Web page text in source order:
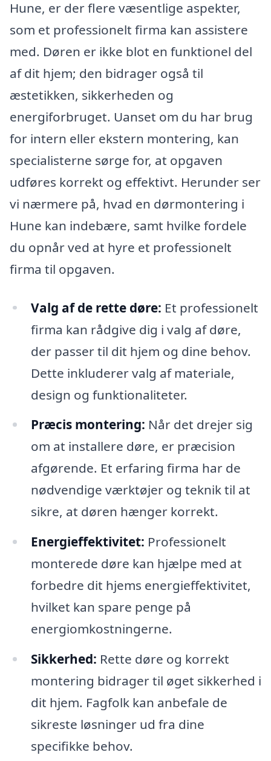
Hune, er der flere væsentlige aspekter,
som et professionelt firma kan assistere
med. Døren er ikke blot en funktionel del
af dit hjem; den bidrager også til
æstetikken, sikkerheden og
energiforbruget. Uanset om du har brug
for intern eller ekstern montering, kan
specialisterne sørge for, at opgaven
udføres korrekt og effektivt. Herunder ser
vi nærmere på, hvad en dørmontering i
Hune kan indebære, samt hvilke fordele
du opnår ved at hyre et professionelt
firma til opgaven.
Valg af de rette døre: Et professionelt
firma kan rådgive dig i valg af døre,
der passer til dit hjem og dine behov.
Dette inkluderer valg af materiale,
design og funktionaliteter.
Præcis montering: Når det drejer sig
om at installere døre, er præcision
afgørende. Et erfaring firma har de
nødvendige værktøjer og teknik til at
sikre, at døren hænger korrekt.
Energieffektivitet: Professionelt
monterede døre kan hjælpe med at
forbedre dit hjems energieffektivitet,
hvilket kan spare penge på
energiomkostningerne.
Sikkerhed: Rette døre og korrekt
montering bidrager til øget sikkerhed i
dit hjem. Fagfolk kan anbefale de
sikreste løsninger ud fra dine
specifikke behov.